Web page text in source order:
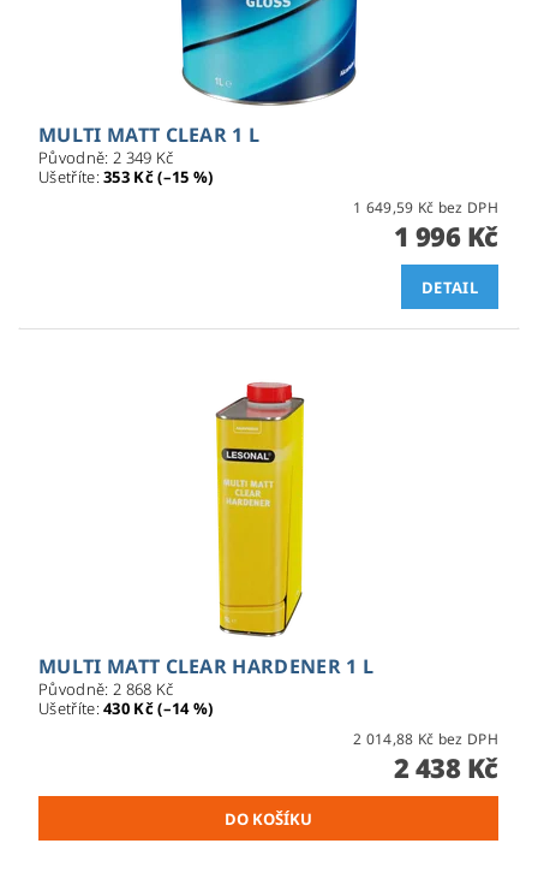
MULTI MATT CLEAR 1 L
Původně: 2 349 Kč
Ušetříte:353 Kč (–15 %)
1 649,59 Kč bez DPH
1 996 Kč
DETAIL
MULTI MATT CLEAR HARDENER 1 L
Původně: 2 868 Kč
Ušetříte:430 Kč (–14 %)
2 014,88 Kč bez DPH
2 438 Kč